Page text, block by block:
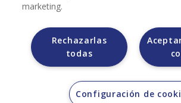
Grupo Bimbo no solicita ningún tipo de
proceso de selección.
otros sitios de internet. Sólo lo hace a
subastas MORTON.
marketing.
Rechazarlas
todas
Configuración de